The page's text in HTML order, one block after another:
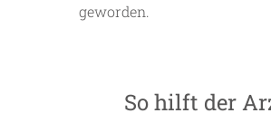
geworden.
So hilft der